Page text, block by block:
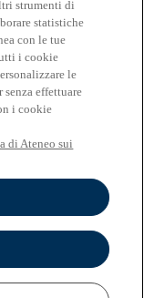
A. Gemelli 1, 20123
Impostazione dei
strumenti di
statistiche
con le tue
i cookie
le
effettuare
i cookie
di Ateneo sui